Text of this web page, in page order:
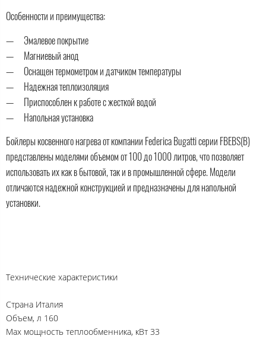
Особенности и преимущества:
Эмалевое покрытие
Магниевый анод
Оснащен термометром и датчиком температуры
Надежная теплоизоляция
Приспособлен к работе с жесткой водой
Напольная установка
Бойлеры косвенного нагрева от компании Federica Bugatti серии FBEBS(B)
представлены моделями объемом от 100 до 1000 литров, что позволяет
использовать их как в бытовой, так и в промышленной сфере. Модели
отличаются надежной конструкцией и предназначены для напольной
установки.
Технические характеристики
Страна Италия
Объем, л 160
Max мощность теплообменника, кВт 33